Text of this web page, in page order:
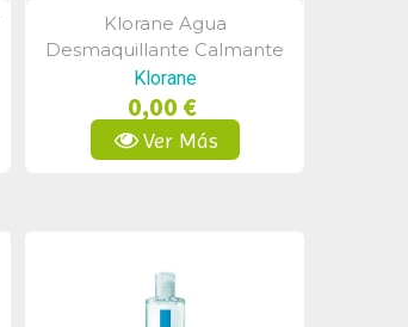
Vista Rápida
Klorane Agua
Desmaquillante Calmante
Aciano 400 Ml + 400 Ml
Klorane
0,00 €
Ver Más